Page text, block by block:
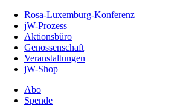
Inhalt
Seite
Rosa-Luxemburg-Konferenz
jW-Prozess
Aktionsbüro
Genossenschaft
Veranstaltungen
jW-Shop
Abo
Spende